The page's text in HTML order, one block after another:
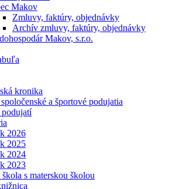
Makov
Zmluvy, faktúry, objednávky
Archív zmluvy, faktúry, objednávky
Makov, s.r.o.
kronika
a športové podujatia
2026
2025
2024
2023
s materskou školou